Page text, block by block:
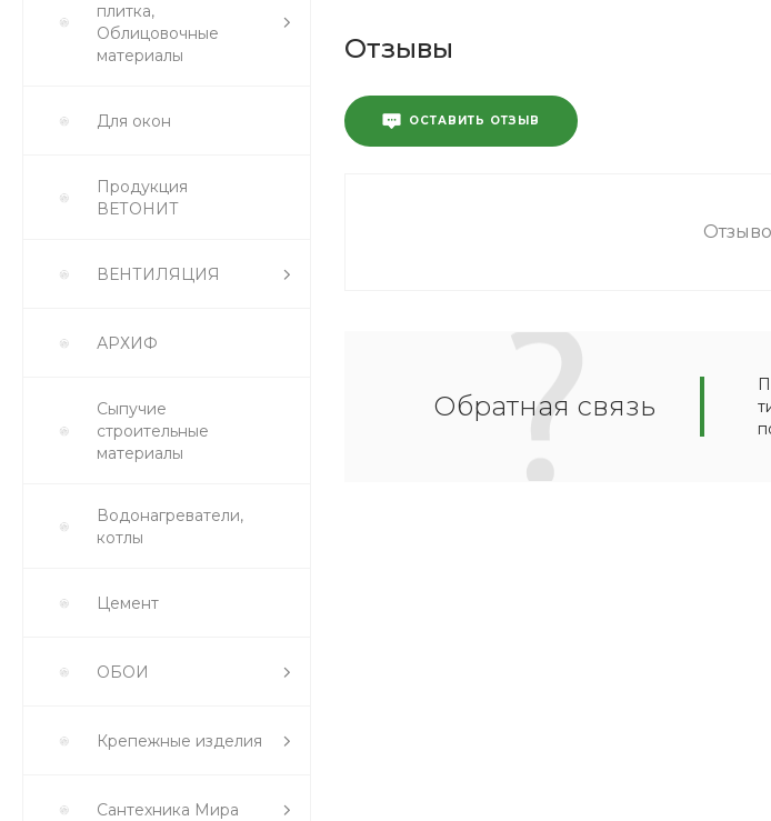
плитка,
Облицовочные
материалы
Для окон
Продукция
ВЕТОНИТ
ВЕНТИЛЯЦИЯ
АРХИФ
Сыпучие
строительные
материалы
Водонагреватели,
котлы
Цемент
ОБОИ
Крепежные изделия
Сантехника Мира
Отзывы
ОСТАВИТЬ ОТЗЫВ
Обратная связь